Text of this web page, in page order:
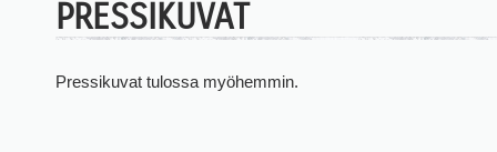
PRESSIKUVAT
Pressikuvat tulossa myöhemmin.